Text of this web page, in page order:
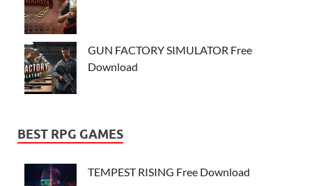
GUN FACTORY SIMULATOR Free
Download
BEST RPG GAMES
TEMPEST RISING Free Download